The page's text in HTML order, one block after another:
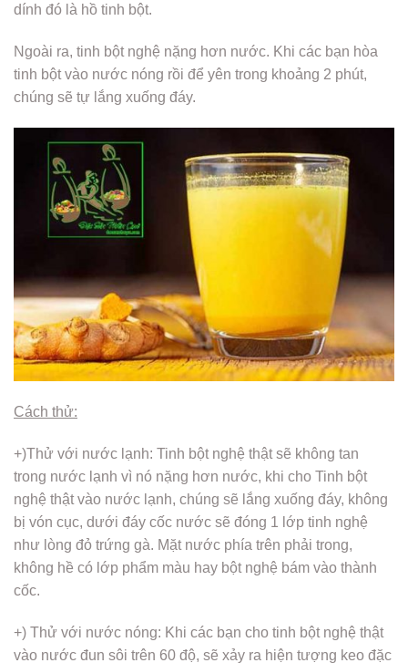
dính đó là hồ tinh bột.
Ngoài ra, tinh bột nghệ nặng hơn nước. Khi các bạn hòa
tinh bột vào nước nóng rồi để yên trong khoảng 2 phút,
chúng sẽ tự lắng xuống đáy.
Cách thử:
+)Thử với nước lạnh: Tinh bột nghệ thật sẽ không tan
trong nước lạnh vì nó nặng hơn nước, khi cho Tinh bột
nghệ thật vào nước lạnh, chúng sẽ lắng xuống đáy, không
bị vón cục, dưới đáy cốc nước sẽ đóng 1 lớp tinh nghệ
như lòng đỏ trứng gà. Mặt nước phía trên phải trong,
không hề có lớp phẩm màu hay bột nghệ bám vào thành
cốc.
+) Thử với nước nóng: Khi các bạn cho tinh bột nghệ thật
vào nước đun sôi trên 60 độ, sẽ xảy ra hiện tượng keo đặc